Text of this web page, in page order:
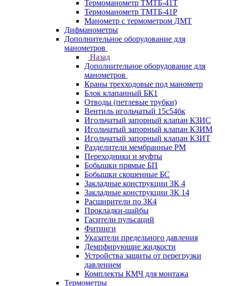
Термоманометр ТМТБ-41Т
Термоманометр ТМТБ-41Р
Манометр с термометром ДМТ
Дифманометры
Дополнительное оборудование для
манометров
Назад
Дополнительное оборудование для
манометров
Краны трехходовые под манометр
Блок клапанный БК1
Отводы (петлевые трубки)
Вентиль игольчатый 15с54бк
Игольчатый запорный клапан КЗИС
Игольчатый запорный клапан КЗИМ
Игольчатый запорный клапан КЗИТ
Разделители мембранные РМ
Переходники и муфты
Бобышки прямые БП
Бобышки скошенные БС
Закладные конструкции ЗК 4
Закладные конструкции ЗК 14
Расширители по ЗК4
Прокладки-шайбы
Гасители пульсаций
Фитинги
Указатели предельного давления
Демпфирующие жидкости
Устройства защиты от перегрузки
давлением
Комплекты КМЧ для монтажа
Термометры